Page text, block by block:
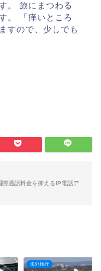
。 旅にまつわる
。 「痒いところ
すので、少しでも
際通話料金を抑えるIP電話ア
海外旅行